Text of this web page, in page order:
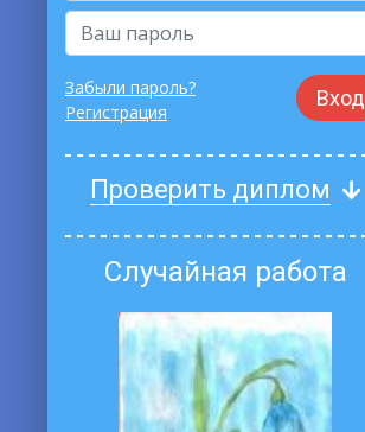
Вход
Забыли пароль?
Регистрация
Проверить диплом
Случайная работа